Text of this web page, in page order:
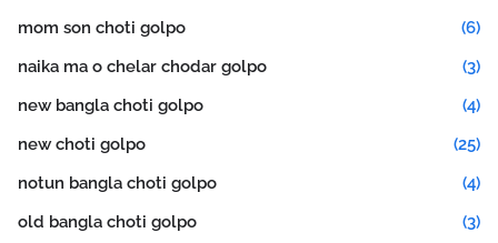
mom son choti golpo
(6)
naika ma o chelar chodar golpo
(3)
new bangla choti golpo
(4)
new choti golpo
(25)
notun bangla choti golpo
(4)
old bangla choti golpo
(3)